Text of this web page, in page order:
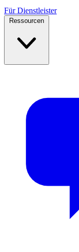
Für Dienstleister